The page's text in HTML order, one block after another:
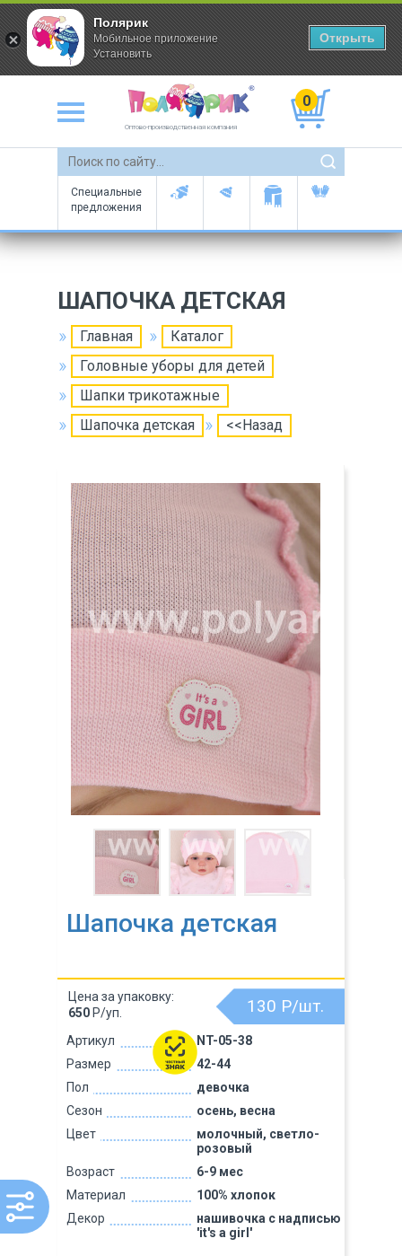
Оптово-производственная компания
0
Специальные
предложения
ШАПОЧКА ДЕТСКАЯ
Главная
Каталог
Головные уборы для детей
Шапки трикотажные
Шапочка детская
<<Назад
Шапочка детская
Артикул
NT-05-38
Размер
42-44
Пол
девочка
Сезон
осень, весна
Цвет
молочный, светло-
розовый
Возраст
6-9 мес
Материал
100% хлопок
Декор
нашивочка с надписью
'it's a girl'
130 Р/шт.
Цена за упаковку:
650 Р/уп.
Полярик
Мобильное приложение
Установить
Открыть